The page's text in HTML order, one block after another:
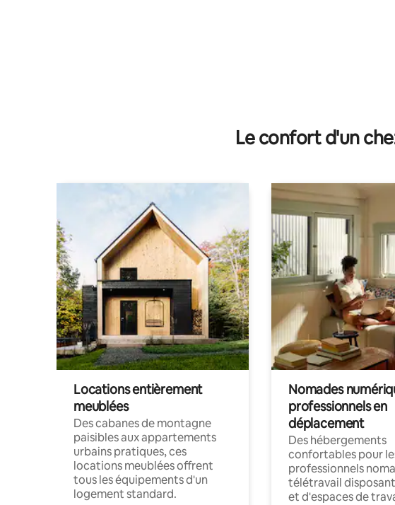
Le confort d'un
Locations entièrement
meublées
Des cabanes de montagne
paisibles aux appartements
urbains pratiques, ces
locations meublées offrent
tous les équipements d'un
logement standard.
Nomades
professionnels en
déplacement
Des hébergements
confortables pour
professionnels
télétravail
et d'espaces de